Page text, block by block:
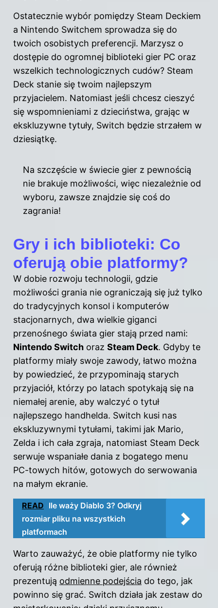
Ostatecznie wybór pomiędzy Steam Deckiem
a Nintendo Switchem sprowadza się do
twoich osobistych preferencji. Marzysz o
dostępie do ogromnej biblioteki gier PC oraz
wszelkich technologicznych cudów? Steam
Deck stanie się twoim najlepszym
przyjacielem. Natomiast jeśli chcesz cieszyć
się wspomnieniami z dzieciństwa, grając w
ekskluzywne tytuły, Switch będzie strzałem w
dziesiątkę.
Na szczęście w świecie gier z pewnością
nie brakuje możliwości, więc niezależnie od
wyboru, zawsze znajdzie się coś do
zagrania!
Gry i ich biblioteki: Co
oferują obie platformy?
W dobie rozwoju technologii, gdzie
możliwości grania nie ograniczają się już tylko
do tradycyjnych konsol i komputerów
stacjonarnych, dwa wielkie giganci
przenośnego świata gier stają przed nami:
Nintendo Switch oraz Steam Deck. Gdyby te
platformy miały swoje zawody, łatwo można
by powiedzieć, że przypominają starych
przyjaciół, którzy po latach spotykają się na
niemałej arenie, aby walczyć o tytuł
najlepszego handhelda. Switch kusi nas
ekskluzywnymi tytułami, takimi jak Mario,
Zelda i ich cała zgraja, natomiast Steam Deck
serwuje wspaniałe dania z bogatego menu
PC-towych hitów, gotowych do serwowania
na małym ekranie.
READ Ile waży Diablo 3? Odkryj
rozmiar pliku na wszystkich
platformach
Warto zauważyć, że obie platformy nie tylko
oferują różne biblioteki gier, ale również
prezentują odmienne podejścia do tego, jak
powinno się grać. Switch działa jak zestaw do